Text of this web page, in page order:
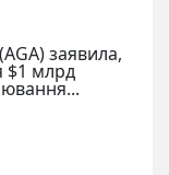
заявила,
$1 млрд